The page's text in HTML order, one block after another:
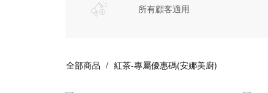
所有顧客適用
全部商品 紅茶-專屬優惠碼(安娜美廚)